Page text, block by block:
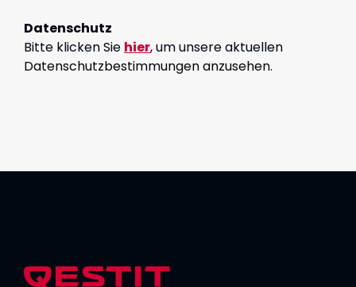
Datenschutz
Bitte klicken Sie hier, um unsere aktuellen
Datenschutzbestimmungen anzusehen.